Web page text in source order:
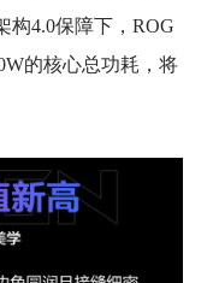
构4.0保障下，ROG
的核心总功耗，将